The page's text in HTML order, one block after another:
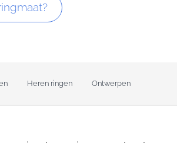
Heren ringen Ontwerpen